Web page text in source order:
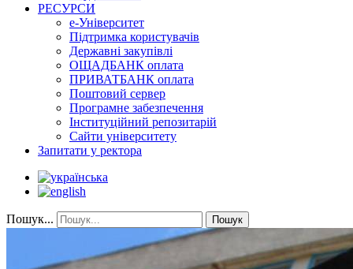
РЕСУРСИ
е-Університет
Підтримка користувачів
Державні закупівлі
ОЩАДБАНК оплата
ПРИВАТБАНК оплата
Поштовий сервер
Програмне забезпечення
Інституційний репозитарій
Сайти університету
Запитати у ректора
Пошук... Пошук